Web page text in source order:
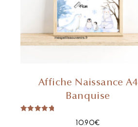
Affiche Naissance A4
Banquise
10.90€